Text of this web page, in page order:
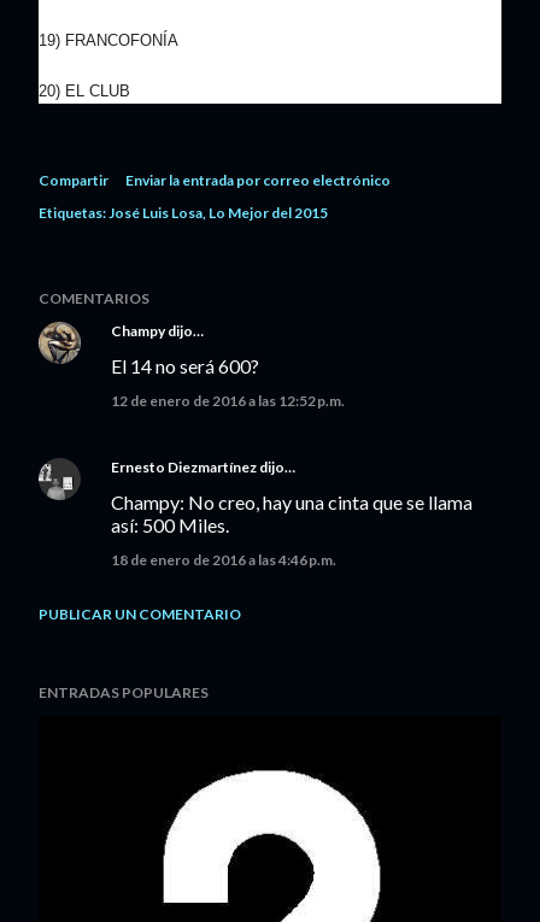
19) FRANCOFONÍA
20) EL CLUB
Compartir
Enviar la entrada por correo electrónico
Etiquetas: José Luis Losa Lo Mejor del 2015
COMENTARIOS
Champydijo…
El 14 no será 600?
12 de enero de 2016 a las 12:52 p.m.
Ernesto Diezmartínez dijo…
Champy: No creo, hay una cinta que se llama
así: 500 Miles.
18 de enero de 2016 a las 4:46 p.m.
PUBLICAR UN COMENTARIO
ENTRADAS POPULARES